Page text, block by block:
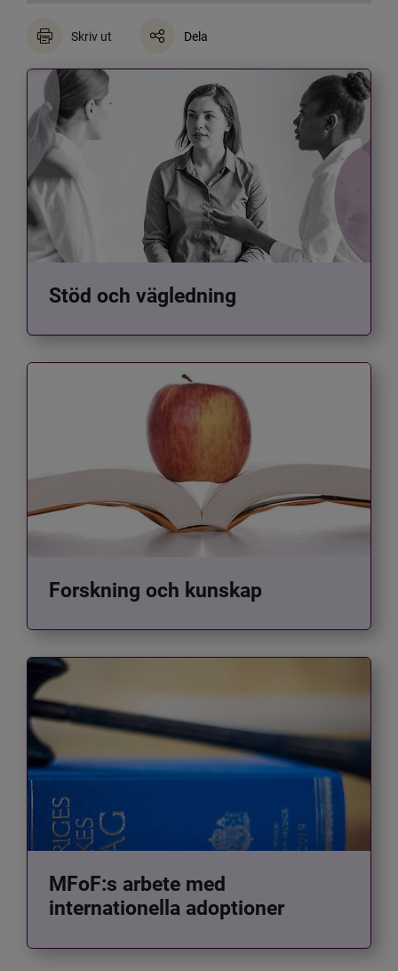
Skriv ut Dela
Stöd och vägledning
Forskning och kunskap
MFoF:s arbete med
internationella adoptioner